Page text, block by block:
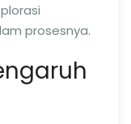
prosesnya.